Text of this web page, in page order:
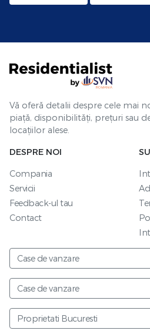
Vă oferă detalii despre cele mai
piață, disponibilități, prețuri sau
locațiilor alese.
DESPRE NOI
Compania
Servicii
Feedback-ul tau
Contact
Case de vanzare
Case de vanzare
Proprietati Bucuresti